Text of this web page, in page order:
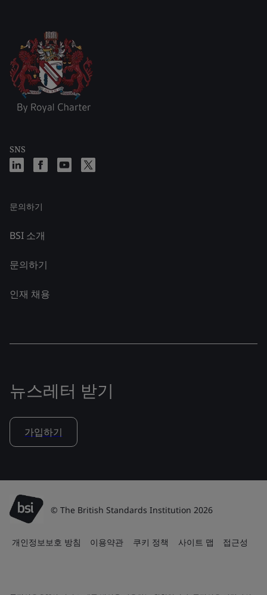
SNS
문의하기
BSI 소개
문의하기
인재 채용
뉴스레터 받기
가입하기
© The British Standards Institution 2026
개인정보보호 방침 이용약관 쿠키 정책 사이트 맵 접근성